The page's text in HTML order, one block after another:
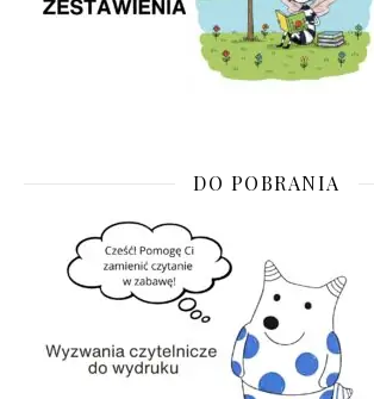
DO POBRANIA